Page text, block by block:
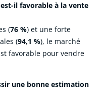
il favorable à la vente
(76 %) et une forte
(94,1 %), le marché
favorable pour vendre
une bonne estimation